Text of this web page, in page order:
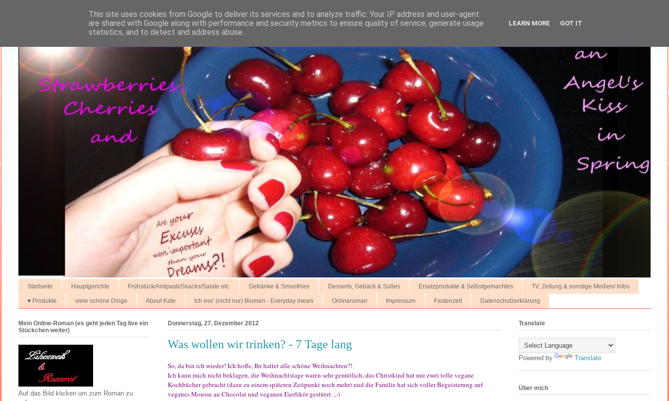
Startseite Hauptgerichte Frühstück/Antipasti/Snacks/Salate etc. Getränke & Smoothies Desserts, Gebäck & Süßes Ersatzprodukte & Selbstgemachtes TV, Zeitung & sonstige Medien/ Infos
♥ Produkte viele schöne Dinge About Kate Ich ess' (nicht nur) Blumen - Everyday meals Onlineroman Impressum Fastenzeit Datenschutzerklärung
Donnerstag, 27. Dezember 2012
Was wollen wir trinken? - 7 Tage lang
So, da bin ich wieder! Ich hoffe, Ihr hattet alle schöne Weihnachten?!
Ich kann mich nicht beklagen, die Weihnachtstage waren sehr gemütlich, das Christkind hat mir zwei tolle vegane
Kochbücher gebracht (dazu zu einem späteren Zeitpunkt noch mehr) und die Familie hat sich voller Begeisterung auf
veganes Mousse au Chocolat und veganen Eierlikör gestürzt. ;-)
Mein Online-Roman (es geht jeden Tag live ein
Stückchen weiter)
Auf das Bild klicken um zum Roman zu
Translate
Powered by Translate
Über mich
This site uses cookies from Google to deliver its services and to analyze traffic. Your IP address and user-agent
are shared with Google along with performance and security metrics to ensure quality of service, generate usage
statistics, and to detect and address abuse.
LEARN MORE GOT IT